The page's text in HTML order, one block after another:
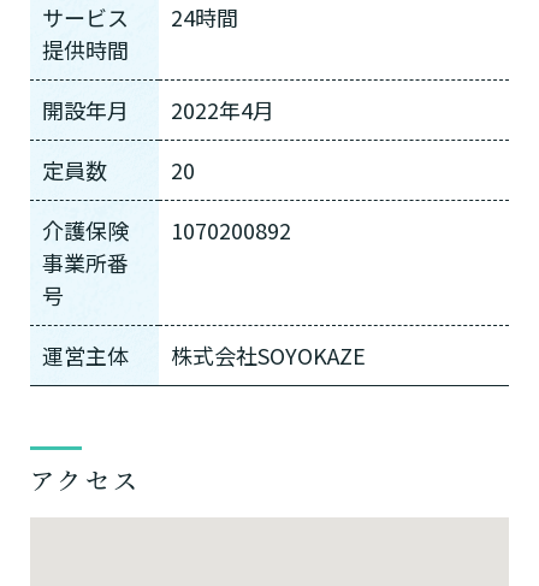
サービス
提供時間
24時間
開設年月
2022年4月
定員数
20
介護保険
事業所番
号
1070200892
運営主体 株式会社SOYOKAZE
アクセス